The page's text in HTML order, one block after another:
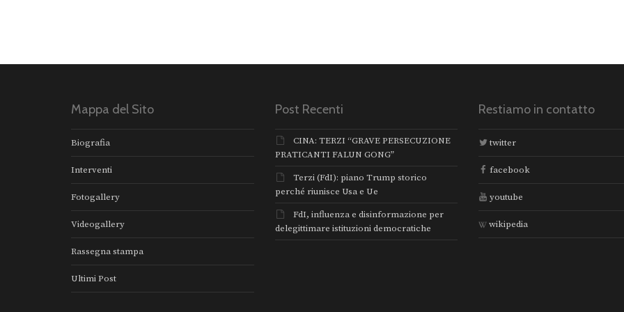
Mappa del Sito
Biografia
Interventi
Fotogallery
Videogallery
Rassegna stampa
Ultimi Post
Post Recenti
CINA: TERZI “GRAVE PERSECUZIONE
PRATICANTI FALUN GONG”
Terzi (FdI): piano Trump storico
perché riunisce Usa e Ue
FdI, influenza e disinformazione per
delegittimare istituzioni democratiche
Restiamo in contatto
twitter
facebook
youtube
wikipedia